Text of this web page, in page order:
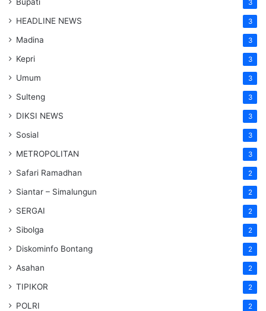
3
HEADLINE NEWS 3
Madina 3
Kepri 3
Umum 3
Sulteng 3
DIKSI NEWS 3
Sosial 3
METROPOLITAN 3
Safari Ramadhan 2
Siantar – Simalungun 2
SERGAI 2
Sibolga 2
Diskominfo Bontang 2
Asahan 2
TIPIKOR 2
POLRI 2